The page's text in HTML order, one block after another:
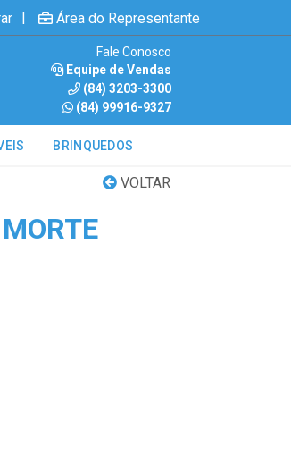
| Área do Representante
Fale Conosco
Equipe de Vendas
(84) 3203-3300
(84) 99916-9327
BRINQUEDOS
VOLTAR